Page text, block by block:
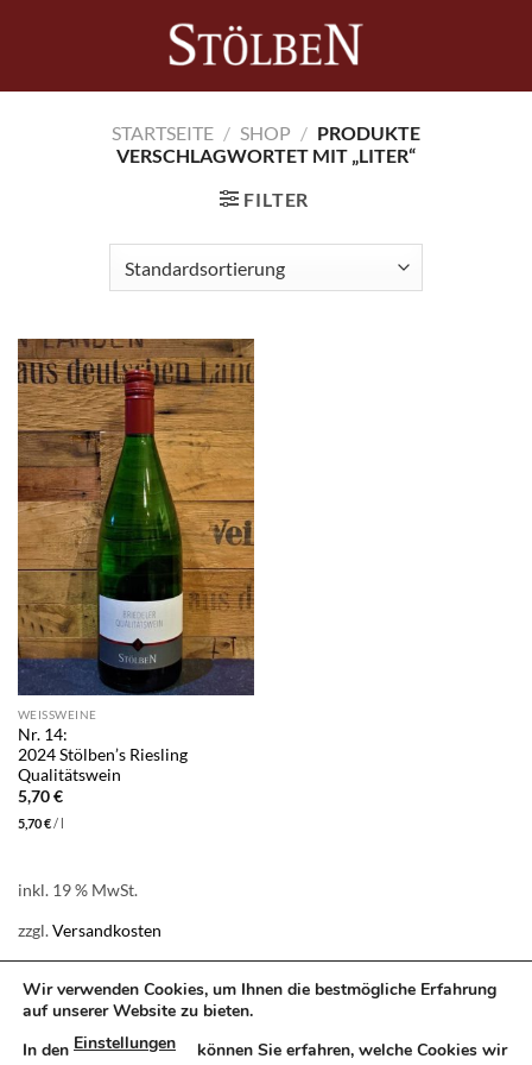
STARTSEITE / SHOP / PRODUKTE
VERSCHLAGWORTET MIT „LITER“
FILTER
WEISSWEINE
Nr. 14:
2024 Stölben’s Riesling
Qualitätswein
5,70€
5,70€/
inkl. 19 % MwSt.
zzgl.Versandkosten
Wir verwenden Cookies, um Ihnen die bestmögliche Erfahrung
auf unserer Website zu bieten.
In den Einstellungen können Sie erfahren, welche Cookies wir